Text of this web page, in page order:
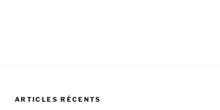
ARTICLES RÉCENTS